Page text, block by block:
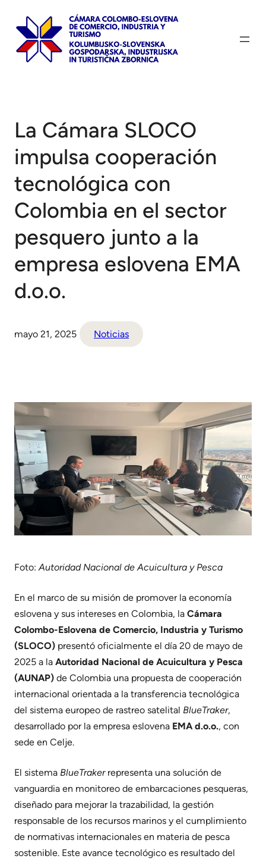
contenido
La Cámara SLOCO
impulsa cooperación
tecnológica con
Colombia en el sector
pesquero junto a la
empresa eslovena EMA
d.o.o.
mayo 21, 2025 Noticias
Foto:Autoridad Nacional de Acuicultura y Pesca
En el marco de su misión de promover la economía
eslovena y sus intereses en Colombia, la Cámara
Colombo-Eslovena de Comercio, Industria y Turismo
(SLOCO) presentó oficialmente el día 20 de mayo de
2025 a la Autoridad Nacional de Acuicultura y Pesca
(AUNAP) de Colombia una propuesta de cooperación
internacional orientada a la transferencia tecnológica
del sistema europeo de rastreo satelital BlueTraker,
desarrollado por la empresa eslovena EMA d.o.o., con
sede en Celje.
El sistema BlueTrakerrepresenta una solución de
vanguardia en monitoreo de embarcaciones pesqueras,
diseñado para mejorar la trazabilidad, la gestión
responsable de los recursos marinos y el cumplimiento
de normativas internacionales en materia de pesca
sostenible. Este avance tecnológico es resultado del